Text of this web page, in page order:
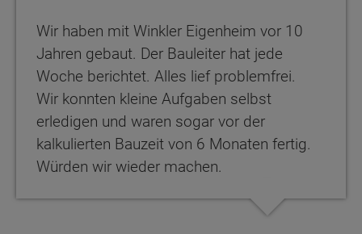
Wir haben mit Winkler Eigenheim vor 10
Jahren gebaut. Der Bauleiter hat jede
Woche berichtet. Alles lief problemfrei.
Wir konnten kleine Aufgaben selbst
erledigen und waren sogar vor der
kalkulierten Bauzeit von 6 Monaten fertig.
Würden wir wieder machen.